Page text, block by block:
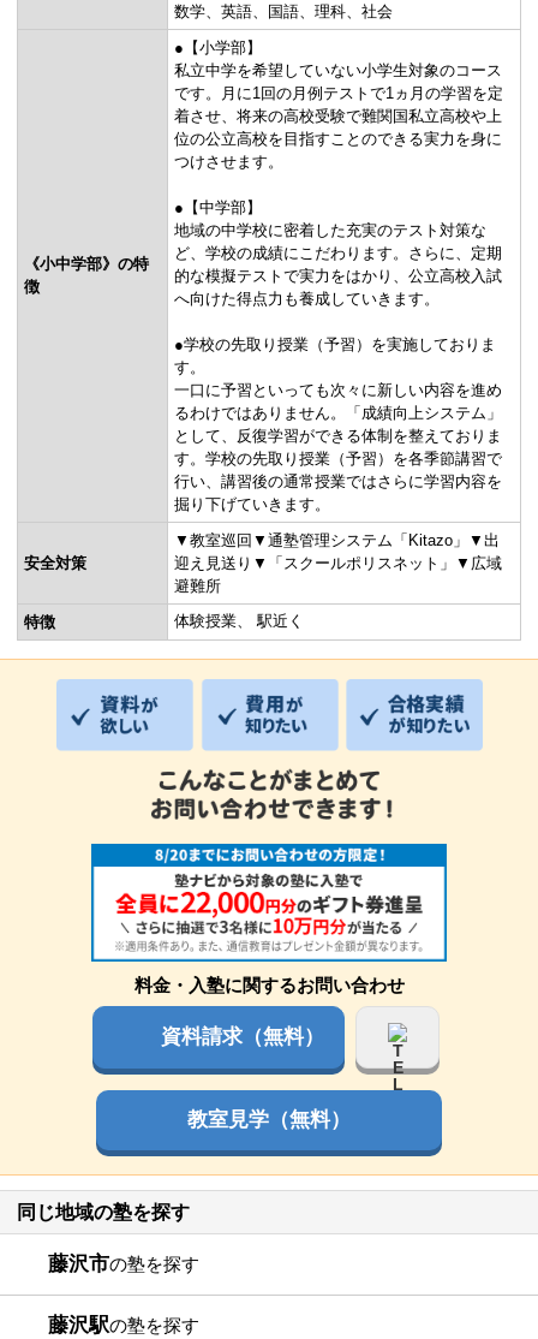
数学
英語 国語 理科 社会
《小中学部》の特
徴
●【小学部】
私立中学を希望していない小学生対象のコース
です。月に1回の月例テストで1ヵ月の学習を定
着させ、将来の高校受験で難関国私立高校や上
位の公立高校を目指すことのできる実力を身に
つけさせます。
●【中学部】
地域の中学校に密着した充実のテスト対策な
ど、学校の成績にこだわります。さらに、定期
的な模擬テストで実力をはかり、公立高校入試
へ向けた得点力も養成していきます。
●学校の先取り授業（予習）を実施しておりま
す。
一口に予習といっても次々に新しい内容を進め
るわけではありません。「成績向上システム」
として、反復学習ができる体制を整えておりま
す。学校の先取り授業（予習）を各季節講習で
行い、講習後の通常授業ではさらに学習内容を
掘り下げていきます。
安全対策
▼教室巡回▼通塾管理システム「Kitazo」▼出
迎え見送り▼「スクールポリスネット」▼広域
避難所
特徴
体験授業 駅近く
料金・入塾に関するお問い合わせ
資料請求（無料）
教室見学（無料）
同じ地域の塾を探す
藤沢市の塾を探す
藤沢駅の塾を探す